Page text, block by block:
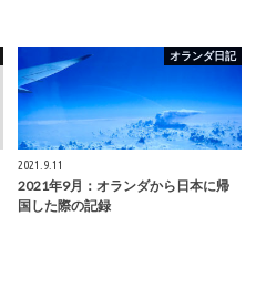
オランダ日記
2021.9.11
2021年9月：オランダから日本に帰
国した際の記録